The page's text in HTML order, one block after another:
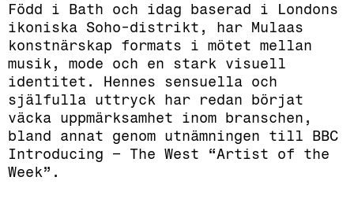
Född i Bath och idag baserad i Londons
ikoniska Soho-distrikt, har Mulaas
konstnärskap formats i mötet mellan
musik, mode och en stark visuell
identitet. Hennes sensuella och
själfulla uttryck har redan börjat
väcka uppmärksamhet inom branschen,
bland annat genom utnämningen till BBC
Introducing – The West “Artist of the
Week”.